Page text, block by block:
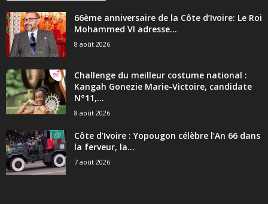
66ème anniversaire de la Côte d’Ivoire: Le Roi
Mohammed VI adresse...
8 août 2026
Challenge du meilleur costume national :
Kangah Gonezie Marie-Victoire, candidate
N°11,...
8 août 2026
Côte d’Ivoire : Yopougon célèbre l’An 66 dans
la ferveur, la...
7 août 2026